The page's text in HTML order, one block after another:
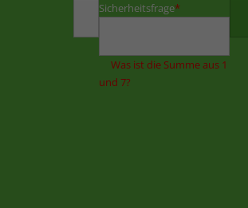
Sicherheitsfrage*
Was ist die Summe aus 1
und 7?